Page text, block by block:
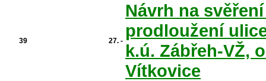
39 27. -
Návrh na
prodloužení
k.ú. Zábřeh-VŽ,
Vítkovice